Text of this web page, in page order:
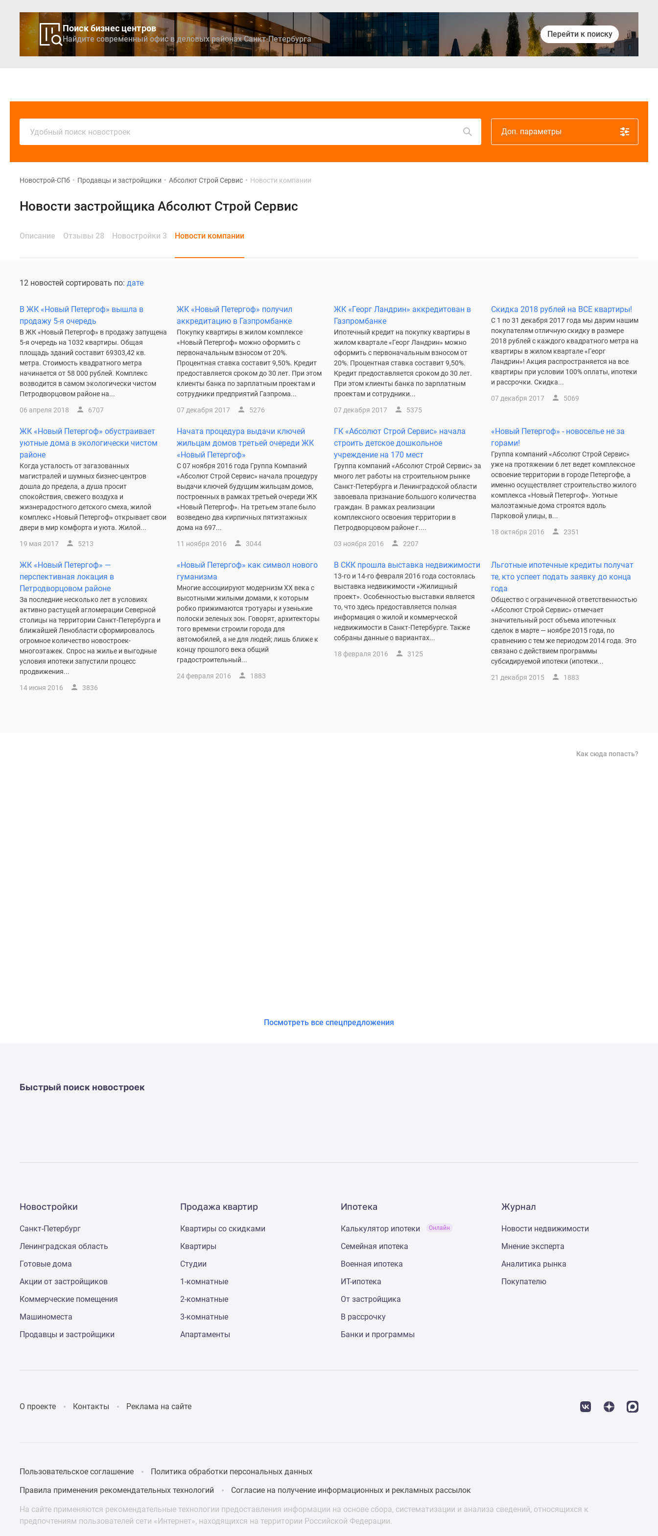
Поиск бизнес центров
Найдите современный офис в деловых районах Санкт-Петербурга
Перейти к поиску
Удобный поиск новостроек Доп. параметры
Новострой-СПб • Продавцы и застройщики • Абсолют Строй Сервис • Новости компании
Новости застройщика Абсолют Строй Сервис
Описание Отзывы 28 Новостройки 3 Новости компании
12 новостей сортировать по: дате
В ЖК «Новый Петергоф» вышла в
продажу 5-я очередь
В ЖК «Новый Петергоф» в продажу запущена
5-я очередь на 1032 квартиры. Общая
площадь зданий составит 69303,42 кв.
метра. Стоимость квадратного метра
начинается от 58 000 рублей. Комплекс
возводится в самом экологически чистом
Петродворцовом районе на...
06 апреля 2018 6707
ЖК «Новый Петергоф» получил
аккредитацию в Газпромбанке
Покупку квартиры в жилом комплексе
«Новый Петергоф» можно оформить с
первоначальным взносом от 20%.
Процентная ставка составит 9,50%. Кредит
предоставляется сроком до 30 лет. При этом
клиенты банка по зарплатным проектам и
сотрудники предприятий Газпрома...
07 декабря 2017 5276
ЖК «Георг Ландрин» аккредитован в
Газпромбанке
Ипотечный кредит на покупку квартиры в
жилом квартале «Георг Ландрин» можно
оформить с первоначальным взносом от
20%. Процентная ставка составит 9,50%.
Кредит предоставляется сроком до 30 лет.
При этом клиенты банка по зарплатным
проектам и сотрудники...
07 декабря 2017 5375
Скидка 2018 рублей на ВСЕ квартиры!
С 1 по 31 декабря 2017 года мы дарим нашим
покупателям отличную скидку в размере
2018 рублей с каждого квадратного метра на
квартиры в жилом квартале «Георг
Ландрин»! Акция распространяется на все
квартиры при условии 100% оплаты, ипотеки
и рассрочки. Скидка...
07 декабря 2017 5069
ЖК «Новый Петергоф» обустраивает
уютные дома в экологически чистом
районе
Когда усталость от загазованных
магистралей и шумных бизнес-центров
дошла до предела, а душа просит
спокойствия, свежего воздуха и
жизнерадостного детского смеха, жилой
комплекс «Новый Петергоф» открывает свои
двери в мир комфорта и уюта. Жилой...
19 мая 2017 5213
Начата процедура выдачи ключей
жильцам домов третьей очереди ЖК
«Новый Петергоф»
С 07 ноября 2016 года Группа Компаний
«Абсолют Строй Сервис» начала процедуру
выдачи ключей будущим жильцам домов,
построенных в рамках третьей очереди ЖК
«Новый Петергоф». На третьем этапе было
возведено два кирпичных пятиэтажных
дома на 697...
11 ноября 2016 3044
ГК «Абсолют Строй Сервис» начала
строить детское дошкольное
учреждение на 170 мест
Группа компаний «Абсолют Строй Сервис» за
много лет работы на строительном рынке
Санкт-Петербурга и Ленинградской области
завоевала признание большого количества
граждан. В рамках реализации
комплексного освоения территории в
Петродворцовом районе г....
03 ноября 2016 2207
«Новый Петергоф» - новоселье не за
горами!
Группа компаний «Абсолют Строй Сервис»
уже на протяжении 6 лет ведет комплексное
освоение территории в городе Петергофе, а
именно осуществляет строительство жилого
комплекса «Новый Петергоф». Уютные
малоэтажные дома строятся вдоль
Парковой улицы, в...
18 октября 2016 2351
ЖК «Новый Петергоф» —
перспективная локация в
Петродворцовом районе
За последние несколько лет в условиях
активно растущей агломерации Северной
столицы на территории Санкт-Петербурга и
ближайшей Ленобласти сформировалось
огромное количество новостроек-
многоэтажек. Спрос на жилье и выгодные
условия ипотеки запустили процесс
продвижения...
14 июня 2016 3836
«Новый Петергоф» как символ нового
гуманизма
Многие ассоциируют модернизм XX века с
высотными жилыми домами, к которым
робко прижимаются тротуары и узенькие
полоски зеленых зон. Говорят, архитекторы
того времени строили города для
автомобилей, а не для людей; лишь ближе к
концу прошлого века общий
градостроительный...
24 февраля 2016 1883
В СКК прошла выставка недвижимости
13-го и 14-го февраля 2016 года состоялась
выставка недвижимости «Жилищный
проект». Особенностью выставки является
то, что здесь предоставляется полная
информация о жилой и коммерческой
недвижимости в Санкт-Петербурге. Также
собраны данные о вариантах...
18 февраля 2016 3125
Льготные ипотечные кредиты получат
те, кто успеет подать заявку до конца
года
Общество с ограниченной ответственностью
«Абсолют Строй Сервис» отмечает
значительный рост объема ипотечных
сделок в марте — ноябре 2015 года, по
сравнению с тем же периодом 2014 года. Это
связано с действием программы
субсидируемой ипотеки (ипотеки...
21 декабря 2015 1883
Как сюда попасть?
Посмотреть все спецпредложения
Быстрый поиск новостроек
Новостройки
Санкт-Петербург
Ленинградская область
Готовые дома
Акции от застройщиков
Коммерческие помещения
Машиноместа
Продавцы и застройщики
Продажа квартир
Квартиры со скидками
Квартиры
Студии
1-комнатные
2-комнатные
3-комнатные
Апартаменты
Ипотека
Калькулятор ипотеки Онлайн
Семейная ипотека
Военная ипотека
ИТ-ипотека
От застройщика
В рассрочку
Банки и программы
Журнал
Новости недвижимости
Мнение эксперта
Аналитика рынка
Покупателю
О проекте Контакты Реклама на сайте
Пользовательское соглашение
Политика обработки персональных данных
Правила применения рекомендательных технологий
Согласие на получение информационных и рекламных рассылок
На сайте применяются рекомендательные технологии предоставления информации на основе сбора, систематизации и анализа сведений, относящихся к
предпочтениям пользователей сети «Интернет», находящихся на территории Российской Федерации.